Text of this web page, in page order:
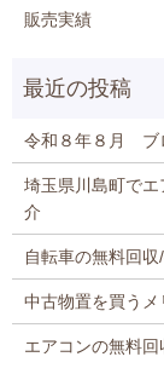
販売実績
令和８年８月 ブ
埼玉県川島町で
介
自転車の無料回収
中古物置を買うメ
エアコンの無料回